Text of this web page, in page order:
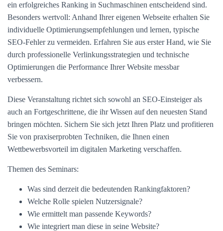
ein erfolgreiches Ranking in Suchmaschinen entscheidend sind.
Besonders wertvoll: Anhand Ihrer eigenen Webseite erhalten Sie
individuelle Optimierungsempfehlungen und lernen, typische
SEO-Fehler zu vermeiden. Erfahren Sie aus erster Hand, wie Sie
durch professionelle Verlinkungsstrategien und technische
Optimierungen die Performance Ihrer Website messbar
verbessern.
Diese Veranstaltung richtet sich sowohl an SEO-Einsteiger als
auch an Fortgeschrittene, die ihr Wissen auf den neuesten Stand
bringen möchten. Sichern Sie sich jetzt Ihren Platz und profitieren
Sie von praxiserprobten Techniken, die Ihnen einen
Wettbewerbsvorteil im digitalen Marketing verschaffen.
Themen des Seminars:
Was sind derzeit die bedeutenden Rankingfaktoren?
Welche Rolle spielen Nutzersignale?
Wie ermittelt man passende Keywords?
Wie integriert man diese in seine Website?